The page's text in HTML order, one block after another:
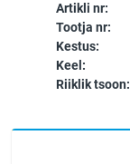
Artikli nr:
Tootja nr:
Kestus:
Keel:
Riiklik tsoon: